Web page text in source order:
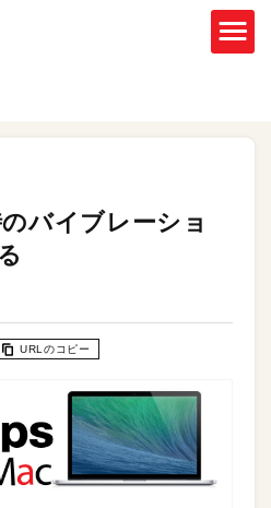
バイブレーショ
URLのコピー